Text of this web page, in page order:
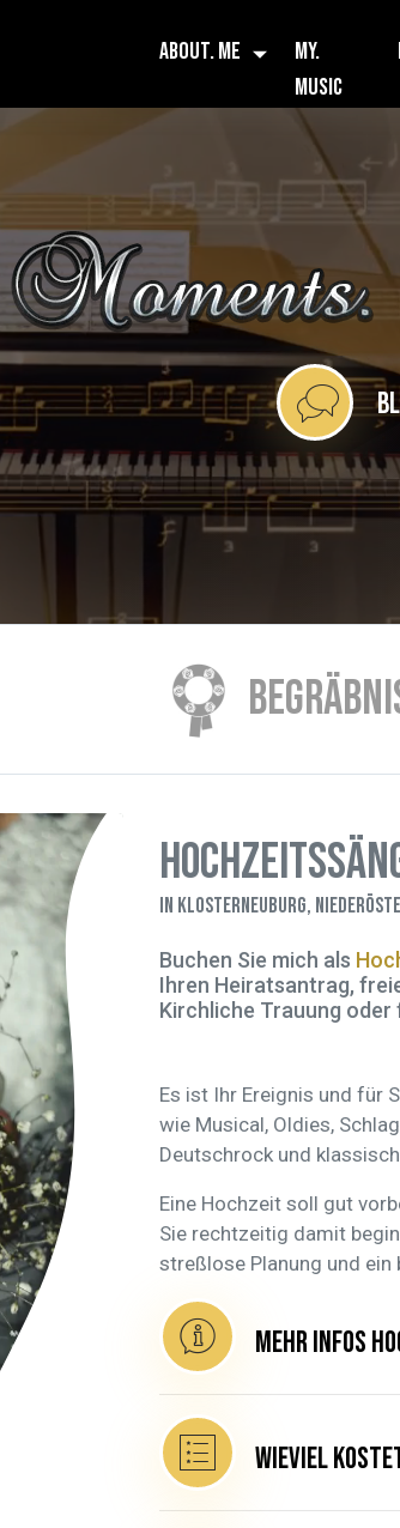
ABOUT. ME
MY.
MUSIC
in Klosterneuburg,
Buchen Sie mich als
Ihren Heiratsantrag,
Kirchliche Trauung oder
Es ist Ihr Ereignis und für
wie Musical, Oldies,
Deutschrock und
Eine Hochzeit soll gut
Sie rechtzeitig damit
streßlose Planung und ein
mehr Infos
Wieviel